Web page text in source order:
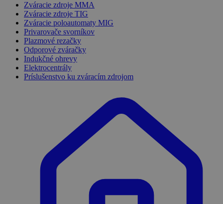
Zváracie zdroje MMA
Zváracie zdroje TIG
Zváracie poloautomaty MIG
Privarovače svorníkov
Plazmové rezačky
Odporové zváračky
Indukčné ohrevy
Elektrocentrály
Príslušenstvo ku zváracím zdrojom